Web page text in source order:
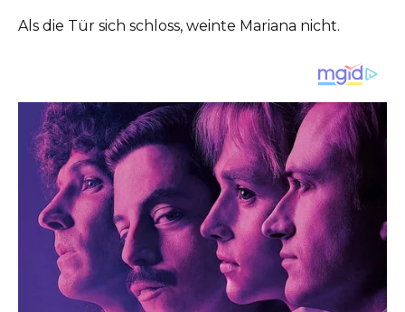
Als die Tür sich schloss, weinte Mariana nicht.